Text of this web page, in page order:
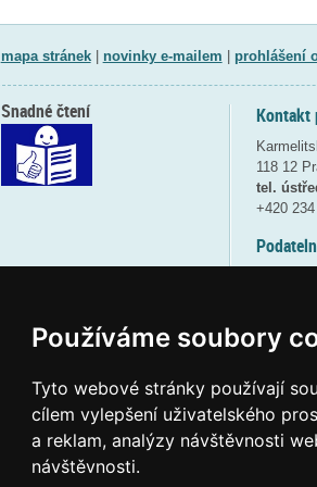
Používáme soubory
Tyto webové stránky používají
cílem vylepšení uživatelského
a reklam, analýzy návštěvnosti
návštěvnosti.
mapa stránek| novinky e-mailem prohlášení
Kontakt
118 12
tel.
+420 234
(více
Snadné čtení